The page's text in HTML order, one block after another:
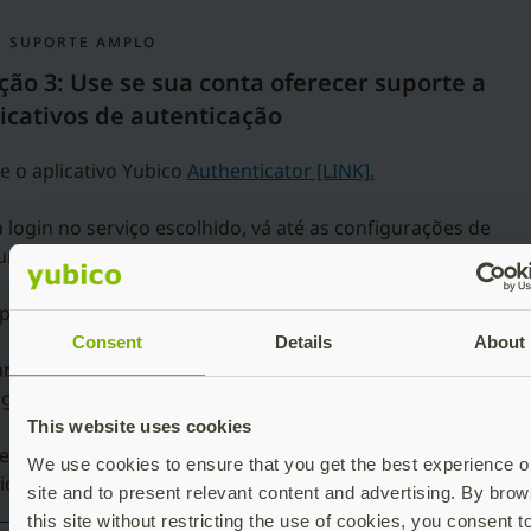
Consent Details About
This website uses cookies
We use cookies to ensure that you get the best experience
site and to present relevant content and advertising. By
this site without restricting the use of cookies, you consent
SUPORTE AMPLO
3: Use se sua conta oferecer suporte a
de autenticação
o aplicativo Yubico Authenticator [LINK].
login no serviço escolhido, vá até as configurações de
e procure “aplicativo de autenticação”.
the Yubico Authenticator and find “add account”.
o QR code fornecido pelo serviço (certifique-se de
esteja claramente visível).
esse QR code. Você precisará dele para registrar chaves